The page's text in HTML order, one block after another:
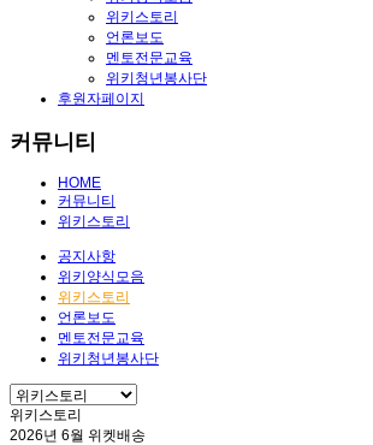
위키스토리
언론보도
멘토전문교육
위키청년봉사단
후원자페이지
커뮤니티
HOME
커뮤니티
위키스토리
공지사항
위키양식모음
위키스토리
언론보도
멘토전문교육
위키청년봉사단
위키스토리
2026년 6월 위켓배송